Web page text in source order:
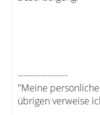
-----------------
"Meine
übrigen verweise